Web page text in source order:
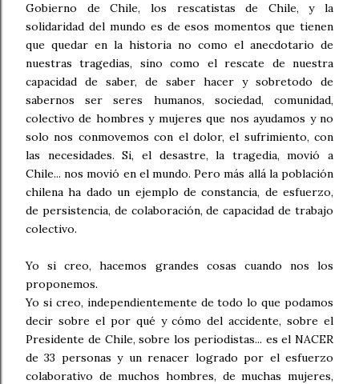
Gobierno de Chile, los rescatistas de Chile, y la
solidaridad del mundo es de esos momentos que tienen
que quedar en la historia no como el anecdotario de
nuestras tragedias, sino como el rescate de nuestra
capacidad de saber, de saber hacer y sobretodo de
sabernos ser seres humanos, sociedad, comunidad,
colectivo de hombres y mujeres que nos ayudamos y no
solo nos conmovemos con el dolor, el sufrimiento, con
las necesidades. Si, el desastre, la tragedia, movió a
Chile... nos movió en el mundo. Pero más allá la población
chilena ha dado un ejemplo de constancia, de esfuerzo,
de persistencia, de colaboración, de capacidad de trabajo
colectivo.
Yo si creo, hacemos grandes cosas cuando nos los
proponemos.
Yo si creo, independientemente de todo lo que podamos
decir sobre el por qué y cómo del accidente, sobre el
Presidente de Chile, sobre los periodistas... es el NACER
de 33 personas y un renacer logrado por el esfuerzo
colaborativo de muchos hombres, de muchas mujeres,